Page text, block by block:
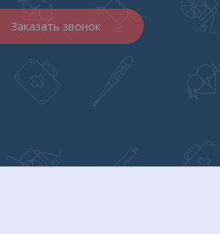
Заказать звонок